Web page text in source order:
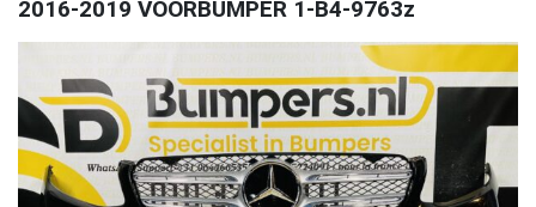
2016-2019 VOORBUMPER 1-B4-9763z